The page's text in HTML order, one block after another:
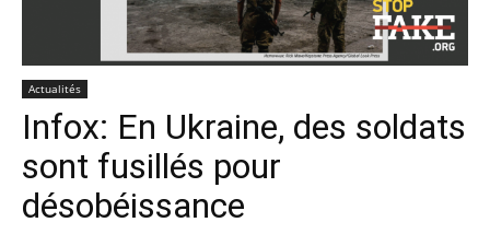
Actualités
Infox: En Ukraine, des soldats
sont fusillés pour
désobéissance